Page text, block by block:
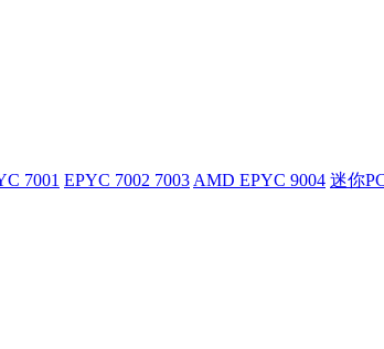
7001 EPYC 7002 7003 AMD EPYC 9004 迷你